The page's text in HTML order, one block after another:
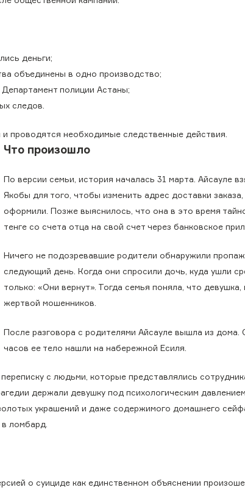
деньги;
объединены в одно производство;
полиции Астаны;
следов.
проводятся необходимые следственные действия.
Что произошло
По версии семьи, история началась 31 марта. Айсауле
Якобы для того, чтобы изменить адрес доставки
оформили. Позже выяснилось, что она в это время
тенге со счета отца на свой счет через банковское
Ничего не подозревавшие родители обнаружили
следующий день. Когда они спросили дочь, куда ушли
только: «Они вернут». Тогда семья поняла, что девушка,
жертвой мошенников.
После разговора с родителями Айсауле вышла из дома.
часов ее тело нашли на набережной Есиля.
с людьми, которые представлялись
держали девушку под психологическим
украшений и даже содержимого домашнего
в ломбард.
о суициде как единственном объяснении